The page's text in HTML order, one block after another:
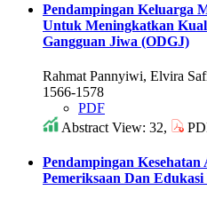
Pendampingan Keluarga
Untuk Meningkatkan
Gangguan Jiwa (ODGJ)
Rahmat Pannyiwi, Elvira
1566-1578
PDF
Abstract View: 32,
Pendampingan
Pemeriksaan Dan Edukasi